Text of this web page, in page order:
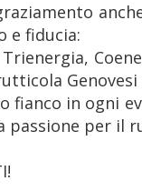
e fiducia:
Trienergia,
Genovesi
fianco in ogni
passione per il